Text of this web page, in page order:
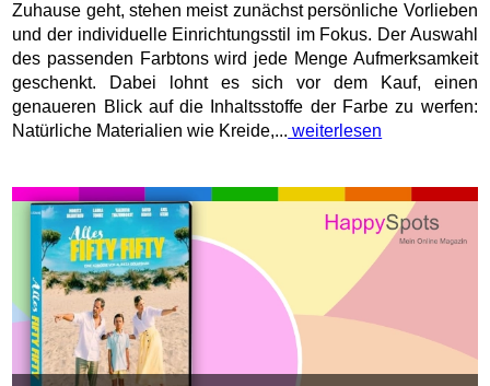
Zuhause geht, stehen meist zunächst persönliche Vorlieben
und der individuelle Einrichtungsstil im Fokus. Der Auswahl
des passenden Farbtons wird jede Menge Aufmerksamkeit
geschenkt. Dabei lohnt es sich vor dem Kauf, einen
genaueren Blick auf die Inhaltsstoffe der Farbe zu werfen:
Natürliche Materialien wie Kreide,... weiterlesen